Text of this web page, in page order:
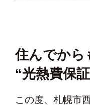
住んでから
“光熱費保
この度、札幌市